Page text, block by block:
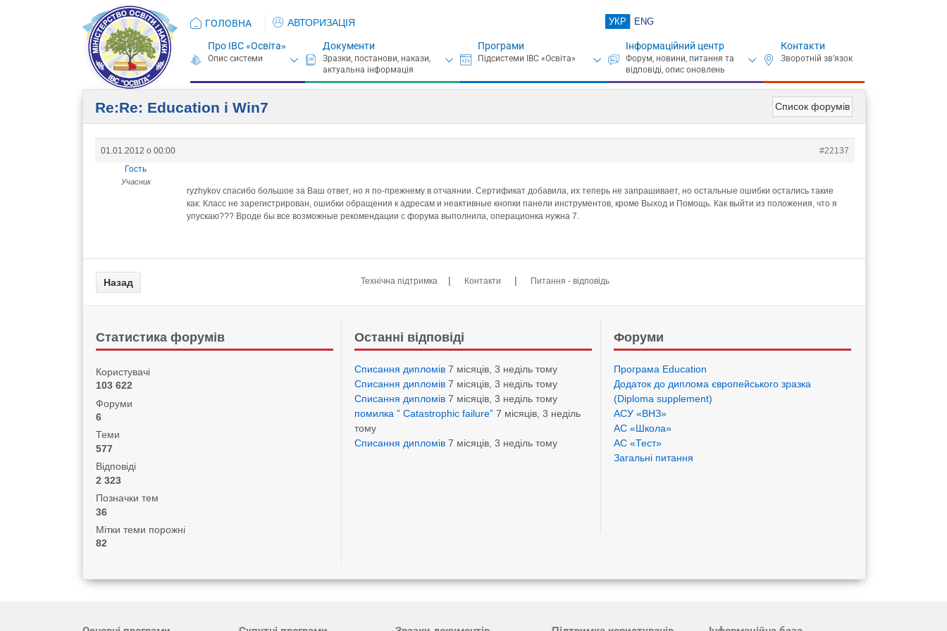
ГОЛОВНА АВТОРИЗАЦІЯ УКР ENG
Про ІВС «Освіта» Документи Програми Інформаційний центр Контакти
Список форумів
Re:Re: Education i Win7
01.01.2012 о 00:00
#22137
Гость
Учасник
ryzhykov спасибо большое за Ваш ответ, но я по-прежнему в отчаянии. Сертификат добавила, их теперь не запрашивает, но остальные ошибки остались такие
как: Класс не зарегистрирован, ошибки обращения к адресам и неактивные кнопки панели инструментов, кроме Выход и Помощь. Как выйти из положения, что я
упускаю??? Вроде бы все возможные рекомендации с форума выполнила, операционка нужна 7.
Технічна підтримка | Контакти | Питання - відповідь
Статистика форумів
Користувачі
103 622
Форуми
6
Теми
577
Відповіді
2 323
Позначки тем
36
Мітки теми порожні
82
Останні відповіді
Списання дипломів 7 місяців, 3 неділь тому
Списання дипломів 7 місяців, 3 неділь тому
Списання дипломів 7 місяців, 3 неділь тому
помилка ” Catastrophic failure” 7 місяців, 3 неділь
тому
Списання дипломів 7 місяців, 3 неділь тому
Форуми
Програма Eduсation
Додаток до диплома європейського зразка
(Diploma supplement)
АСУ «ВНЗ»
АС «Школа»
АС «Тест»
Загальні питання